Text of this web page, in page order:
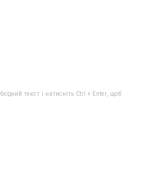
текст і натисніть Ctrl + Enter, щоб